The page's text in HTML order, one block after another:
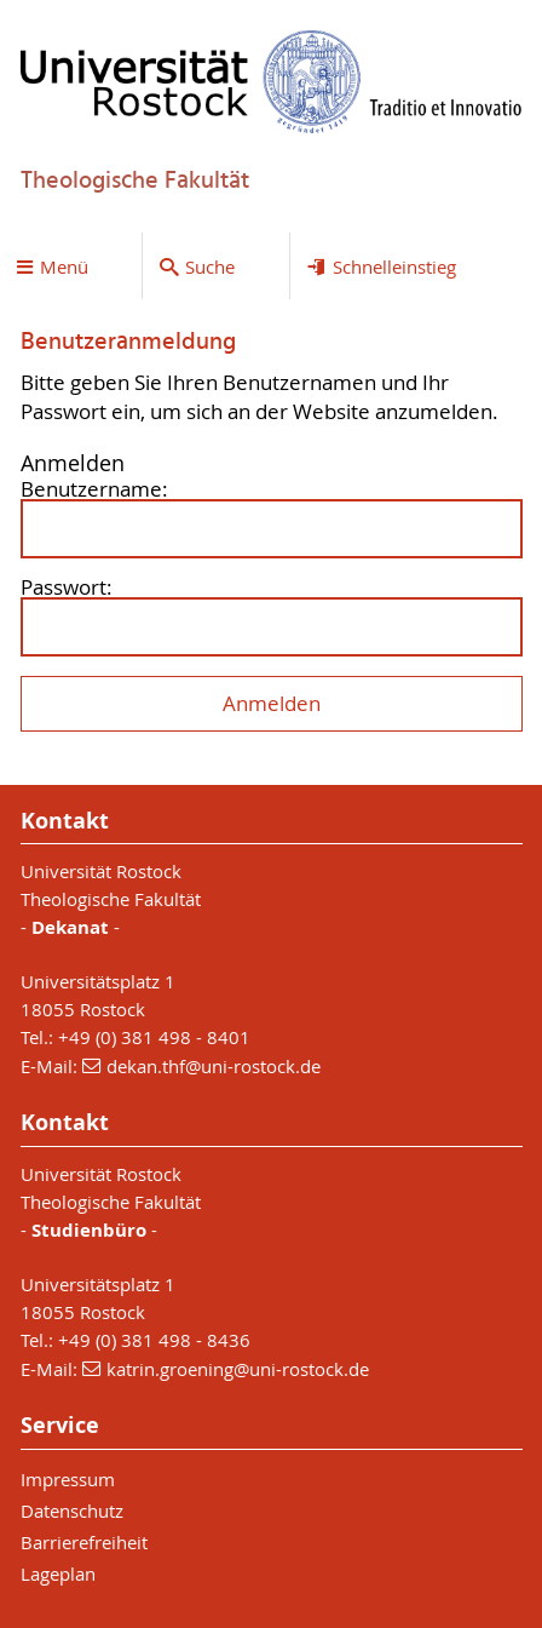
Theologische Fakultät
Menü Suche Schnelleinstieg
Benutzeranmeldung
Bitte geben Sie Ihren Benutzernamen und Ihr
Passwort ein, um sich an der Website anzumelden.
Anmelden
Benutzername:
Passwort:
Kontakt
Universität Rostock
Theologische Fakultät
- Dekanat -
Universitätsplatz 1
18055 Rostock
Tel.: +49 (0) 381 498 - 8401
E-Mail:
dekan.thf@uni-rostock.de
Kontakt
Universität Rostock
Theologische Fakultät
- Studienbüro -
Universitätsplatz 1
18055 Rostock
Tel.: +49 (0) 381 498 - 8436
E-Mail:
katrin.groening@uni-rostock.de
Service
Impressum
Datenschutz
Barrierefreiheit
Lageplan